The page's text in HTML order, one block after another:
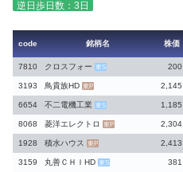
逆日歩日数：3日
code 銘柄名 株価
7810 クロスフォー 東S 200
3193 鳥貴族HD 東P 2,145
6654 不二電機工業 東S 1,185
8068 菱洋エレクトロ 東P 2,304
1928 積水ハウス 東P 2,413
3159 丸善ＣＨＩHD 東S 381